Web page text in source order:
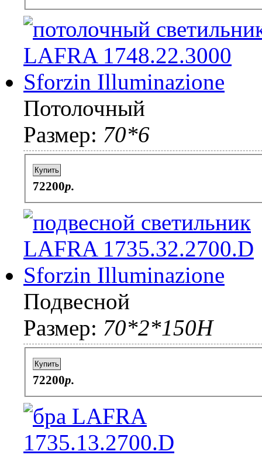
Потолочный
Размер: 70*6
Купить
72200p.
Подвесной
Размер: 70*2*150H
Купить
72200p.